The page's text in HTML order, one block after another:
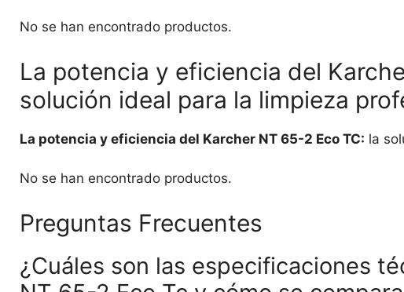
No se han encontrado productos.
La potencia y eficiencia del
solución ideal para la limpieza
La potencia y eficiencia del Karcher NT 65-2 Eco TC: la
No se han encontrado productos.
Preguntas Frecuentes
¿Cuáles son las especificaciones